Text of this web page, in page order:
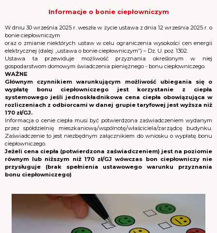
Informacje o bonie ciepłowniczym
W dniu 30 września 2025 r. weszła w życie ustawa z dnia 12 września 2025 r. o
bonie ciepłowniczym
oraz o zmianie niektórych ustaw w celu ograniczenia wysokości cen energii
elektrycznej (dalej: „ustawa o bonie ciepłowniczym”) – Dz. U. poz. 1302.
Ustawa ta przewiduje możliwość przyznania określonym w niej
gospodarstwom domowym świadczenia pieniężnego - bonu ciepłowniczego.
WAŻNE
Głównym czynnikiem warunkującym możliwość ubiegania się o
wypłatę bonu ciepłowniczego jest korzystanie z ciepła
systemowego jeśli jednoskładnikowa cena ciepła obowiązująca w
rozliczeniach z odbiorcami w danej grupie taryfowej jest wyższa niż
170 zł/GJ.
Informacja o cenie ciepła musi być potwierdzona zaświadczeniem wydanym
przez spółdzielnię mieszkaniową/wspólnotę/właściciela/zarządcę budynku.
Zaświadczenie to jest niezbędnym załącznikiem do wniosku o wypłatę bonu
ciepłowniczego.
Jeżeli cena ciepła (potwierdzona zaświadczeniem) jest na poziomie
równym lub niższym niż 170 zł/GJ wówczas bon ciepłowniczy nie
przysługuje (brak spełnienia ustawowego warunku przyznania
bonu ciepłowniczego)